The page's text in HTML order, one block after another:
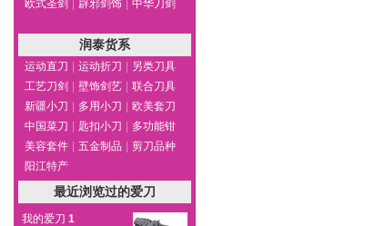
欧式圣剑 辟邪剑饰 中华刀剑
润泰货系
运动直刀 运动折刀
另类刀具
工艺刀剑
壁饰剑艺
联合刀具
新疆小刀
多用小刀
欧美套刀
中国菜刀
匙扣小刀
多功能钳
美容套件
五金制品
剪刀品种
阳江特产
最近浏览过的爱刀
我的爱刀 1